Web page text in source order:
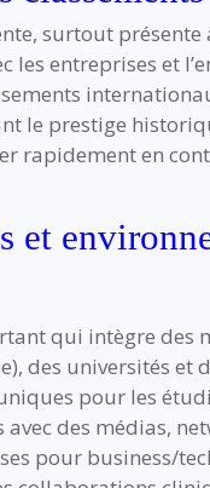
surtout
les entreprises et
le prestige
rapidement en
et
qui intègre des
des universités et
pour les
des médias,
pour business/